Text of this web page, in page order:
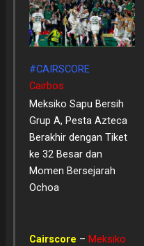
#CAIRSCORE
Cairbos
Meksiko Sapu Bersih
Grup A, Pesta Azteca
Berakhir dengan Tiket
ke 32 Besar dan
Momen Bersejarah
Ochoa
Cairscore – Meksiko